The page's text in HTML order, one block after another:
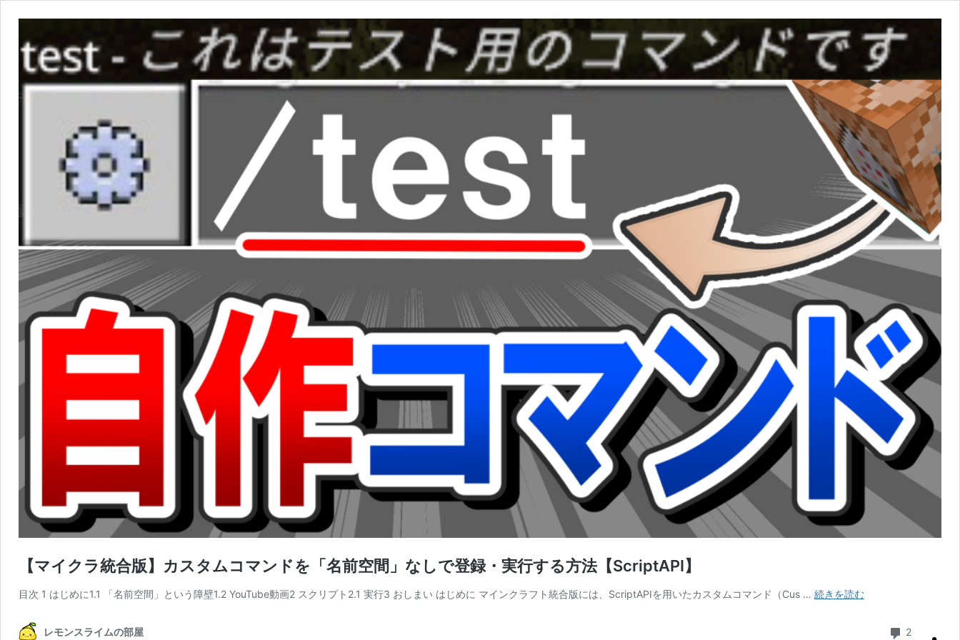
【マイクラ統合版】カスタムコマンドを「名前空間」なしで登録・実行する方法【ScriptAPI】
目次 1 はじめに1.1 「名前空間」という障壁1.2 YouTube動画2 スクリプト2.1 実行3 おしまい はじめに マインクラフト統合版には、ScriptAPIを用いたカスタムコマンド（Cus … 続きを読む【マ
レモンスライムの部屋 2コメント